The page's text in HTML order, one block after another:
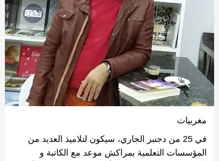
مغربيات
في 25 من دجنبر الجاري، سيكون لتلاميذ العديد من
المؤسسات التعلمية بمراكش موعد مع الكاتبة و